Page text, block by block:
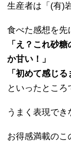
生産者は「(有)
食べた感想を先
「え？これ砂
か甘い！」
「初めて感じ
といったところ
うまく表現で
お得感満載のこ